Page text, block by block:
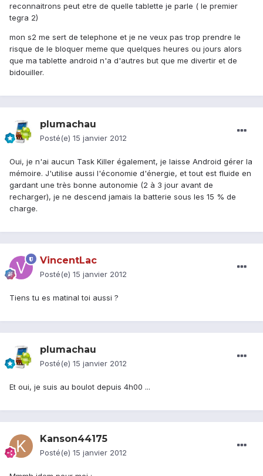
reconnaitrons peut etre de quelle tablette je parle ( le premier
tegra 2)
mon s2 me sert de telephone et je ne veux pas trop prendre le
risque de le bloquer meme que quelques heures ou jours alors
que ma tablette android n'a d'autres but que me divertir et de
bidouiller.
plumachau
Posté(e) 15 janvier 2012
Oui, je n'ai aucun Task Killer également, je laisse Android gérer la
mémoire. J'utilise aussi l'économie d'énergie, et tout est fluide en
gardant une très bonne autonomie (2 à 3 jour avant de
recharger), je ne descend jamais la batterie sous les 15 % de
charge.
VincentLac
Posté(e) 15 janvier 2012
Tiens tu es matinal toi aussi ?
plumachau
Posté(e) 15 janvier 2012
Et oui, je suis au boulot depuis 4h00 ...
Kanson44175
Posté(e) 15 janvier 2012